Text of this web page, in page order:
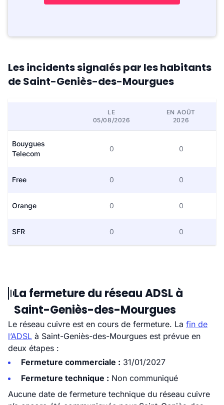
Les incidents signalés par les habitants
de Saint-Geniès-des-Mourgues
LE
05/08/2026
EN AOÛT
2026
Bouygues
Telecom
0 0
Free 0 0
Orange 0 0
SFR 0 0
La fermeture du réseau ADSL à
Saint-Geniès-des-Mourgues
Le réseau cuivre est en cours de fermeture. La fin de
l’ADSL à Saint-Geniès-des-Mourgues est prévue en
deux étapes :
Fermeture commerciale : 31/01/2027
Fermeture technique : Non communiqué
Aucune date de fermeture technique du réseau cuivre